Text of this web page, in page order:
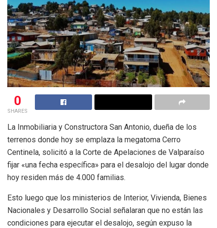
0
SHARES
La Inmobiliaria y Constructora San Antonio, dueña de los
terrenos donde hoy se emplaza la megatoma Cerro
Centinela, solicitó a la Corte de Apelaciones de Valparaíso
fijar «una fecha específica» para el desalojo del lugar donde
hoy residen más de 4.000 familias.
Esto luego que los ministerios de Interior, Vivienda, Bienes
Nacionales y Desarrollo Social señalaran que no están las
condiciones para ejecutar el desalojo, según expuso la